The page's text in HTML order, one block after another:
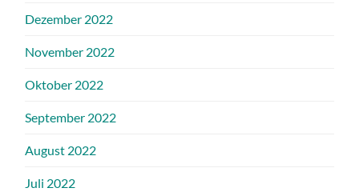
Dezember 2022
November 2022
Oktober 2022
September 2022
August 2022
Juli 2022